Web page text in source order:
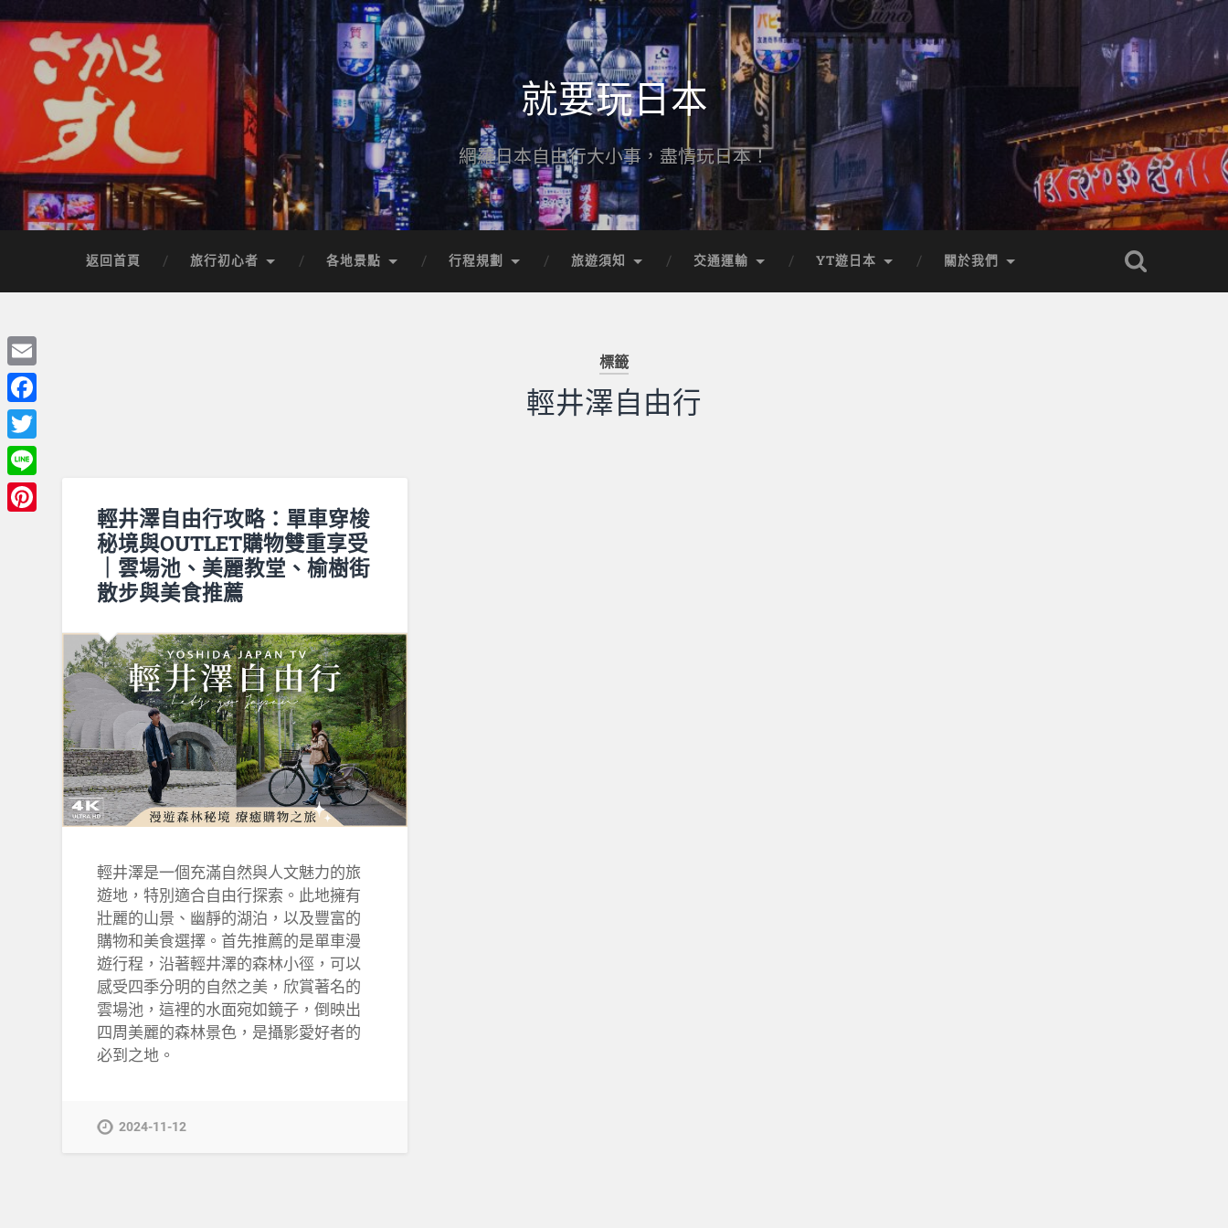
就要玩日本
網羅日本自由行大小事，盡情玩日本！
返回首頁 旅行初心者 各地景點 行程規劃 旅遊須知 交通運輸 YT遊日本 關於我們
標籤
輕井澤自由行
輕井澤自由行攻略：單車穿梭
秘境與OUTLET購物雙重享受
｜雲場池、美麗教堂、榆樹街
散步與美食推薦
輕井澤是一個充滿自然與人文魅力的旅
遊地，特別適合自由行探索。此地擁有
壯麗的山景、幽靜的湖泊，以及豐富的
購物和美食選擇。首先推薦的是單車漫
遊行程，沿著輕井澤的森林小徑，可以
感受四季分明的自然之美，欣賞著名的
雲場池，這裡的水面宛如鏡子，倒映出
四周美麗的森林景色，是攝影愛好者的
必到之地。
2024-11-12
Email
Facebook
Twitter
Line